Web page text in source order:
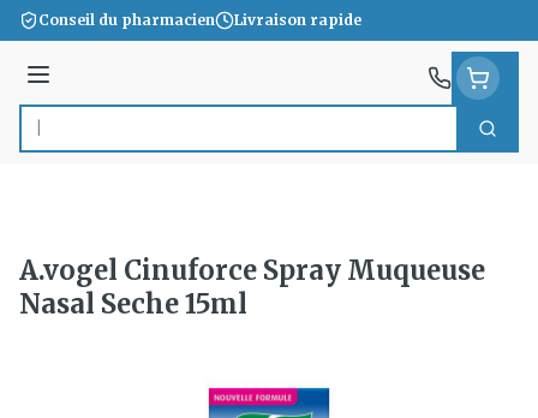
Aller au contenu
Conseil du pharmacien Livraison rapide
Menu
Rechercher
A.vogel Cinuforce Spray Muqueuse
Nasal Seche 15ml